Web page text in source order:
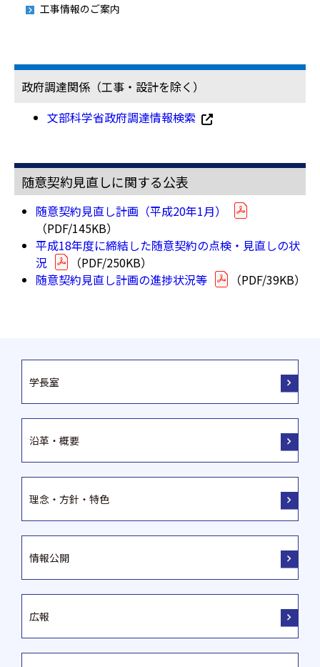
工事情報のご案内
政府調達関係（工事・設計を除く）
文部科学省政府調達情報検索
随意契約見直しに関する公表
随意契約見直し計画（平成20年1月）
（PDF/145KB）
平成18年度に締結した随意契約の点検・見直しの状
況
（PDF/250KB）
随意契約見直し計画の進捗状況等
（PDF/39KB）
学長室
沿革・概要
理念・方針・特色
情報公開
広報